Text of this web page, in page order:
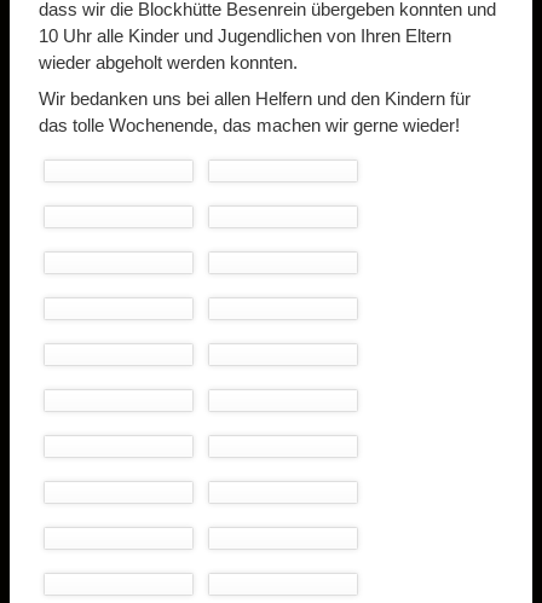
dass wir die Blockhütte Besenrein übergeben konnten und
10 Uhr alle Kinder und Jugendlichen von Ihren Eltern
wieder abgeholt werden konnten.
Wir bedanken uns bei allen Helfern und den Kindern für
das tolle Wochenende, das machen wir gerne wieder!